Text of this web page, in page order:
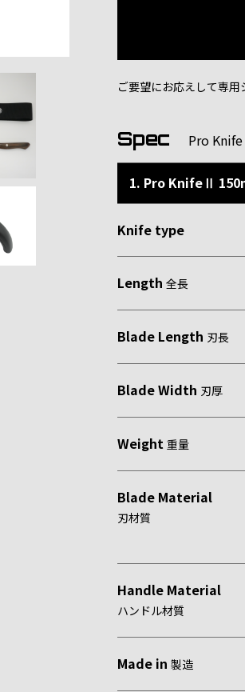
ご要望にお応えして専
Spec Pro
1. Pro KnifeⅡ
Knife type
Length 全長
Blade Length 刃長
Blade Width 刃厚
Weight 重量
Blade Material
刃材質
Handle Material
ハンドル材質
Made in 製造